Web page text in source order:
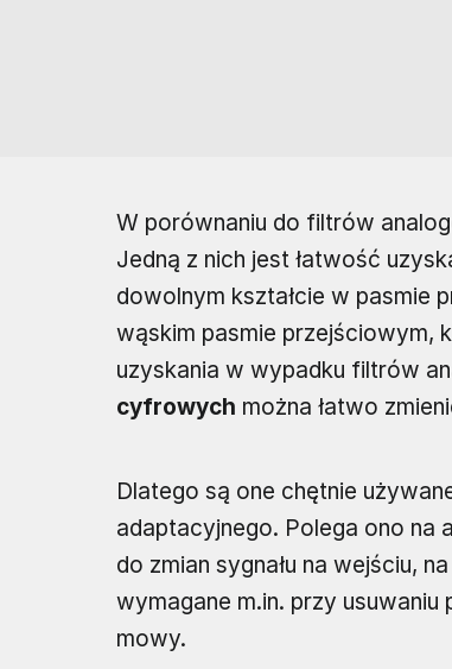
W porównaniu do filtrów
Jedną z nich jest łatwość
dowolnym kształcie w pasmie
wąskim pasmie przejściowym,
uzyskania w wypadku filtrów
cyfrowych można łatwo
Dlatego są one chętnie
adaptacyjnego. Polega ono
do zmian sygnału na wejściu,
wymagane m.in. przy usuwaniu
mowy.